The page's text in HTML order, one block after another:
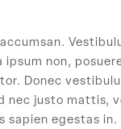
non,
Donec
nec justo mattis,
sapien egestas